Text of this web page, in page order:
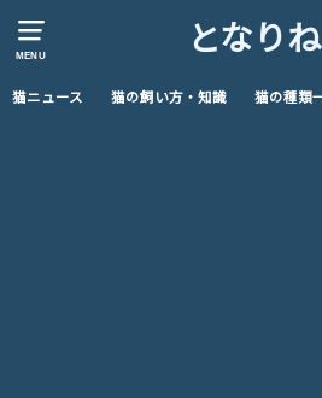
MENU となり
猫ニュース 猫の飼い方・知識 猫の種類